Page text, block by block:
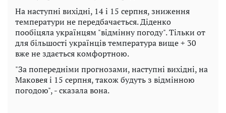
На наступні вихідні, 14 і 15 серпня, зниження
температури не передбачається. Діденко
пообіцяла українцям "відмінну погоду". Тільки от
для більшості українців температура вище + 30
вже не здається комфортною.
"За попередніми прогнозами, наступні вихідні, на
Маковея і 15 серпня, також будуть з відмінною
погодою", - сказала вона.